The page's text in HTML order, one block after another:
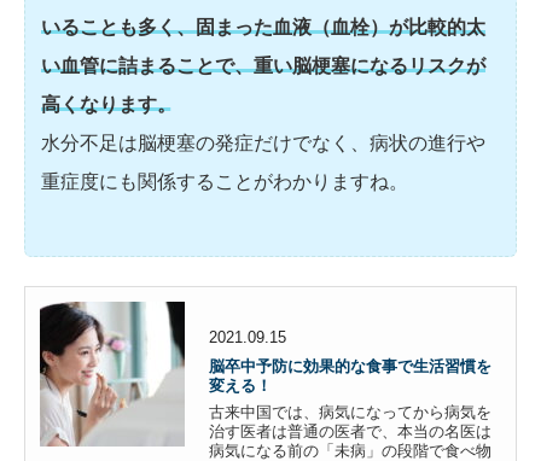
いることも多く、固まった血液（血栓）が比較的太
い血管に詰まることで、重い脳梗塞になるリスクが
高くなります。
水分不足は脳梗塞の発症だけでなく、病状の進行や
重症度にも関係することがわかりますね。
2021.09.15
脳卒中予防に効果的な食事で生活習慣を
変える！
古来中国では、病気になってから病気を
治す医者は普通の医者で、本当の名医は
病気になる前の「未病」の段階で食べ物